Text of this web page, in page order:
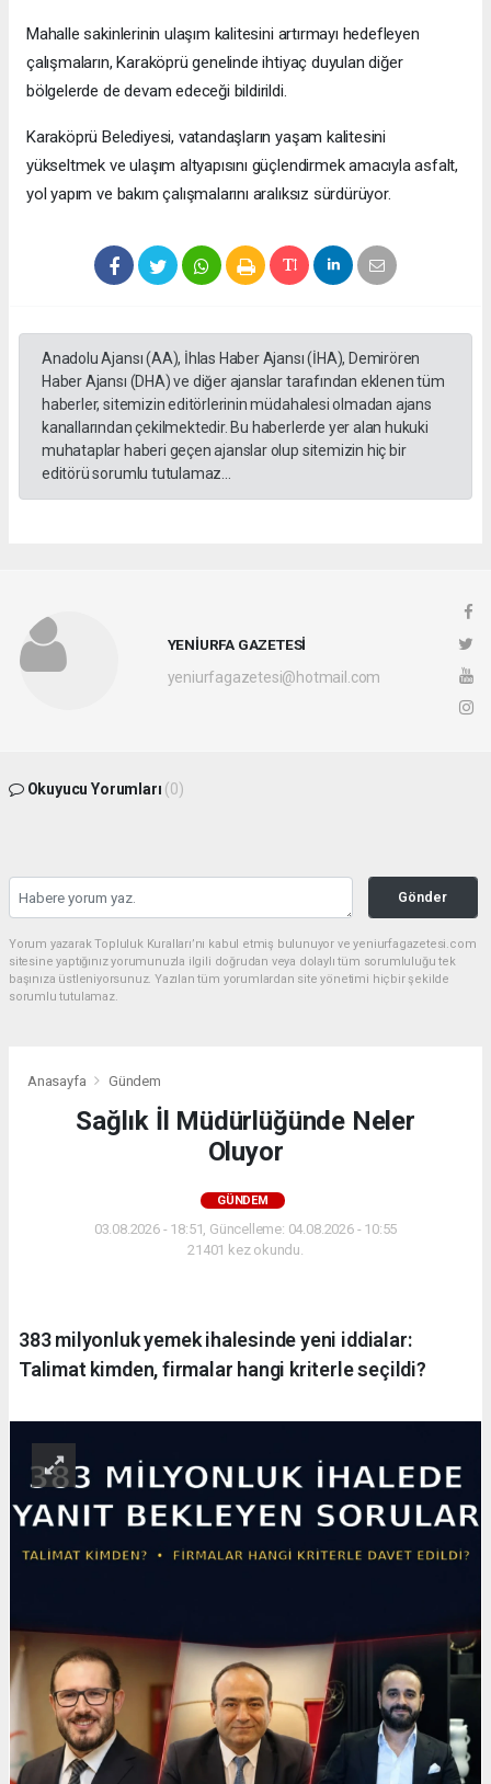
Mahalle sakinlerinin ulaşım kalitesini artırmayı hedefleyen
çalışmaların, Karaköprü genelinde ihtiyaç duyulan diğer
bölgelerde de devam edeceği bildirildi.
Karaköprü Belediyesi, vatandaşların yaşam kalitesini
yükseltmek ve ulaşım altyapısını güçlendirmek amacıyla asfalt,
yol yapım ve bakım çalışmalarını aralıksız sürdürüyor.
Anadolu Ajansı (AA), İhlas Haber Ajansı (İHA), Demirören
Haber Ajansı (DHA) ve diğer ajanslar tarafından eklenen tüm
haberler, sitemizin editörlerinin müdahalesi olmadan ajans
kanallarından çekilmektedir. Bu haberlerde yer alan hukuki
muhataplar haberi geçen ajanslar olup sitemizin hiç bir
editörü sorumlu tutulamaz...
YENİURFA GAZETESİ
yeniurfagazetesi@hotmail.com
Okuyucu Yorumları (0)
Gönder
Yorum yazarak Topluluk Kuralları’nı kabul etmiş bulunuyor ve yeniurfagazetesi.com
sitesine yaptığınız yorumunuzla ilgili doğrudan veya dolaylı tüm sorumluluğu tek
başınıza üstleniyorsunuz. Yazılan tüm yorumlardan site yönetimi hiçbir şekilde
sorumlu tutulamaz.
Anasayfa Gündem
Sağlık İl Müdürlüğünde Neler
Oluyor
GÜNDEM
03.08.2026 - 18:51, Güncelleme: 04.08.2026 - 10:55
21401 kez okundu.
383 milyonluk yemek ihalesinde yeni iddialar:
Talimat kimden, firmalar hangi kriterle seçildi?